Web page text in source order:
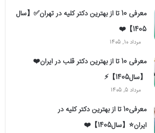
معرفی 10 تا از بهترین دکتر کلیه در تهران✅【سال
1405】❤️
مرداد 10, 1405
معرفی 10 تا از بهترین دکتر قلب در ایران❤️
【سال1405】⚡️
مرداد 5, 1405
معرفی10 تا از بهترین دکتر کلیه در
ایران⭐【سال1405】❤️